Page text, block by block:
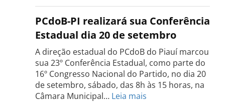
do
PCdoB
Rio
do
Sul
dia
PCdoB-PI realizará sua Conferência
Estadual dia 20 de setembro
A direção estadual do PCdoB do Piauí marcou
sua 23º Conferência Estadual, como parte do
16º Congresso Nacional do Partido, no dia 20
de setembro, sábado, das 8h às 15 horas, na
Câmara Municipal… Leia mais